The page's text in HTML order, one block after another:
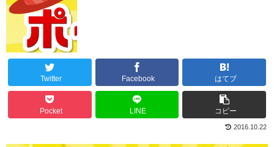
Twitter Facebook はてブ
Pocket LINE コピー
2016.10.22